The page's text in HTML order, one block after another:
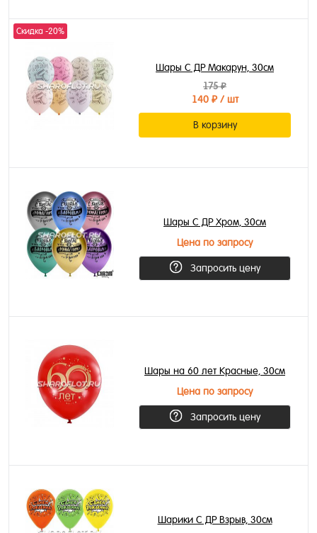
Скидка -20%
Шары С ДР Макарун, 30см
175 ₽
140 ₽/ шт
В корзину
Шары С ДР Хром, 30см
Цена по запросу
Запросить цену
Шары на 60 лет Красные, 30см
Цена по запросу
Запросить цену
Шарики С ДР Взрыв, 30см